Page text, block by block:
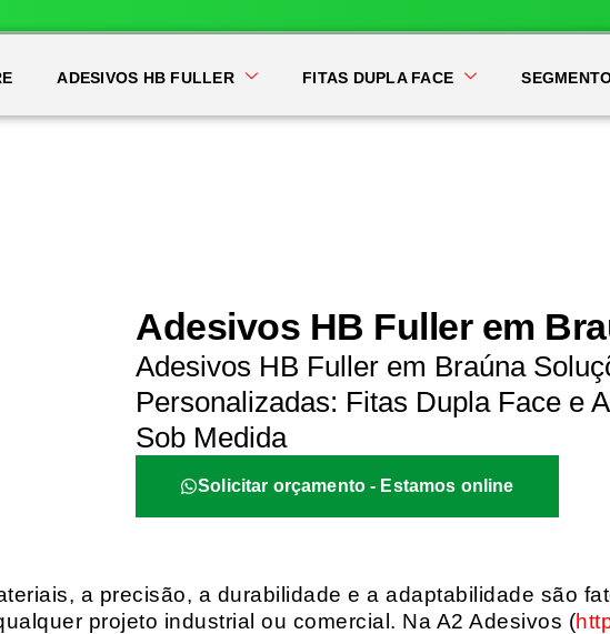
ADESIVOS HB FULLER FITAS DUPLA FACE
Adesivos HB Fuller em
Adesivos HB Fuller em Braúna
Personalizadas: Fitas Dupla Face e
Sob Medida
Solicitar orçamento - Estamos online
a precisão, a durabilidade e a adaptabilidade são
projeto industrial ou comercial. Na A2 Adesivos (